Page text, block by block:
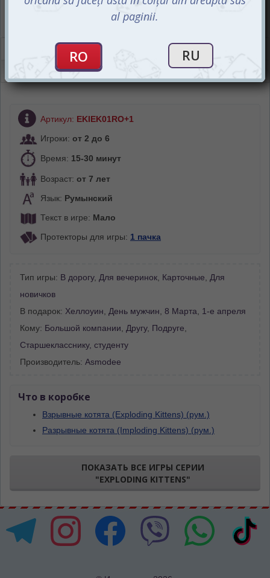
Артикул: EKIEK01RO+1
Игроки: от 2 до 6
Время: 15-30 минут
Возраст: от 7 лет
Язык: Румынский
Текст в игре: Мало
Протекторы для игры: 1 пачка
Тип игры: В дорогу, Для вечеринок Карточные
Для
новичков
В подарок: Хеллоуин День мужчин 8 Марта
1-е апреля
Кому: Большой компании Другу, Подруге
Старшекласснику, студенту
Производитель: Asmodee
Что в коробке
Взрывные котята (Exploding Kittens) (рум.)
Разрывные котята (Imploding Kittens) (рум.)
ПОКАЗАТЬ ВСЕ ИГРЫ СЕРИИ
"EXPLODING KITTENS"